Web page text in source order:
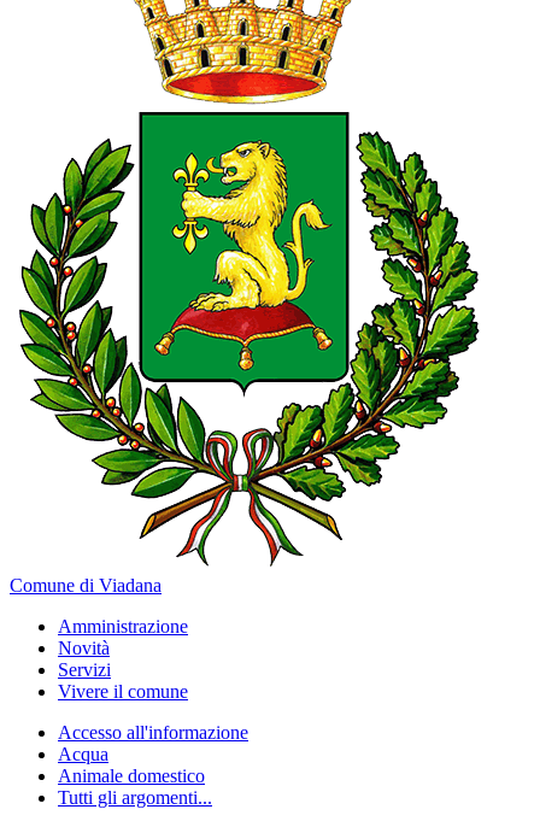
Comune di Viadana
Amministrazione
Novità
Servizi
Vivere il comune
Accesso all'informazione
Acqua
Animale domestico
Tutti gli argomenti...